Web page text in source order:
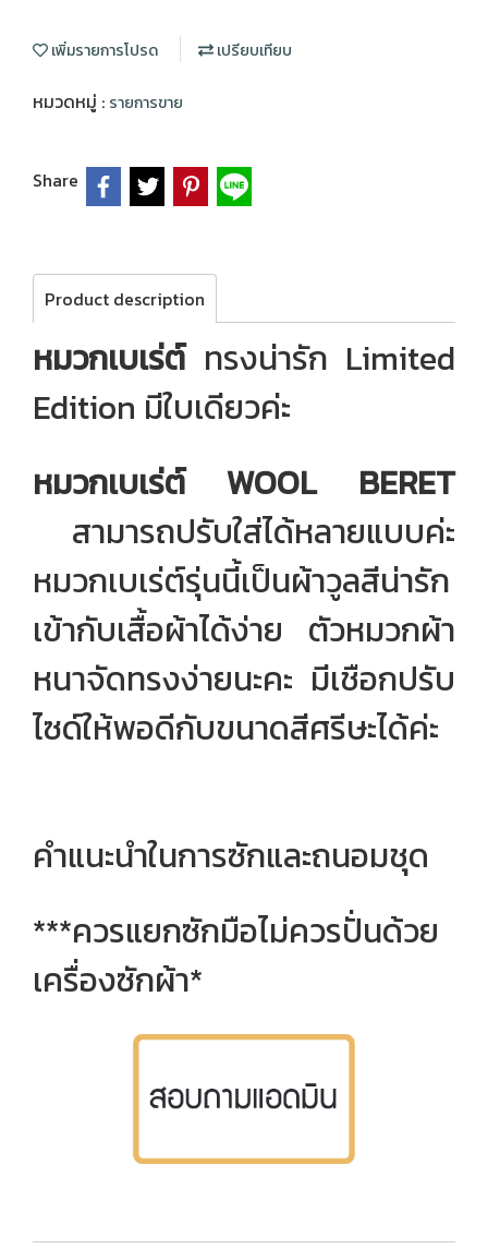
เพิ่มรายการโปรด เปรียบเทียบ
หมวดหมู่ : รายการขาย
Share
Product description
หมวกเบเร่ต์ทรงน่ารัก Limited
Edition มีใบเดียวค่ะ
หมวกเบเร่ต์ WOOL BERET
สามารถปรับใส่ได้หลายแบบค่ะ
หมวกเบเร่ต์รุ่นนี้เป็นผ้าวูลสีน่ารัก
เข้ากับเสื้อผ้าได้ง่าย ตัวหมวกผ้า
หนาจัดทรงง่ายนะคะ มีเชือกปรับ
ไซด์ให้พอดีกับขนาดสีศรีษะได้ค่ะ
คำแนะนำในการซักและถนอมชุด
***ควรแยกซักมือไม่ควรปั่นด้วย
เครื่องซักผ้า*